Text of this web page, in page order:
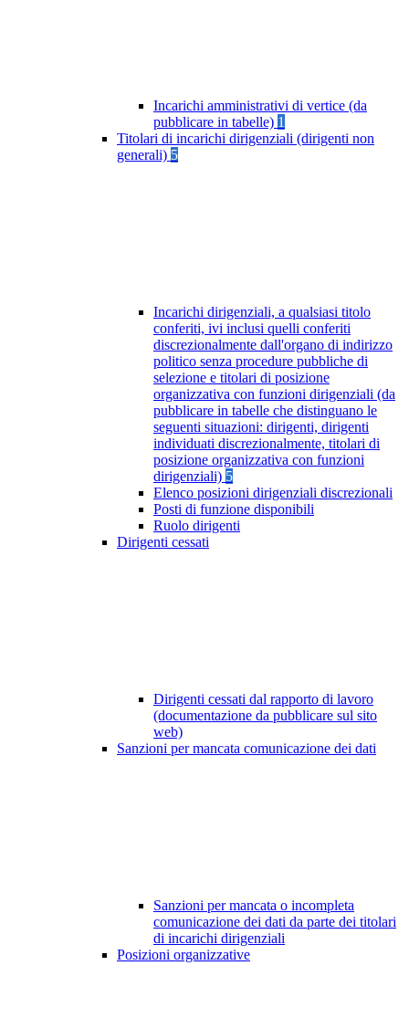
Incarichi amministrativi di vertice (da
pubblicare in tabelle) 1
Titolari di incarichi dirigenziali (dirigenti non
generali) 5
Incarichi dirigenziali, a qualsiasi titolo
conferiti, ivi inclusi quelli conferiti
discrezionalmente dall'organo di indirizzo
politico senza procedure pubbliche di
selezione e titolari di posizione
organizzativa con funzioni dirigenziali (da
pubblicare in tabelle che distinguano le
seguenti situazioni: dirigenti, dirigenti
individuati discrezionalmente, titolari di
posizione organizzativa con funzioni
dirigenziali) 5
Elenco posizioni dirigenziali discrezionali
Posti di funzione disponibili
Ruolo dirigenti
Dirigenti cessati
Dirigenti cessati dal rapporto di lavoro
(documentazione da pubblicare sul sito
web)
Sanzioni per mancata comunicazione dei dati
Sanzioni per mancata o incompleta
comunicazione dei dati da parte dei titolari
di incarichi dirigenziali
Posizioni organizzative